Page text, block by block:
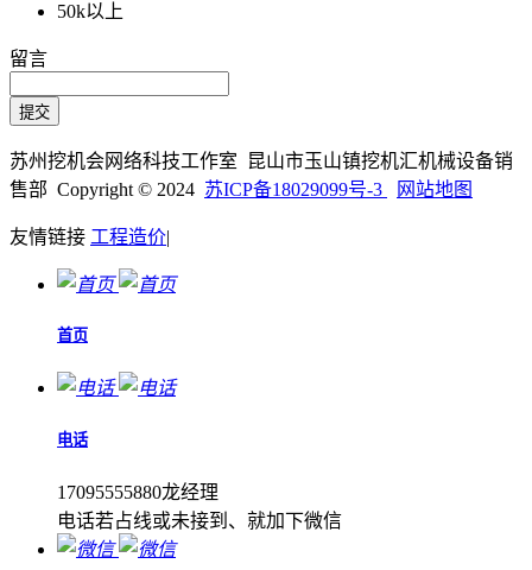
50k以上
留言
苏州挖机会网络科技工作室 昆山市玉山镇挖机汇机械设备销
售部 Copyright © 2024 苏ICP备18029099号-3 网站地图
友情链接 工程造价|
首页
电话
17095555880龙经理
电话若占线或未接到、就加下微信